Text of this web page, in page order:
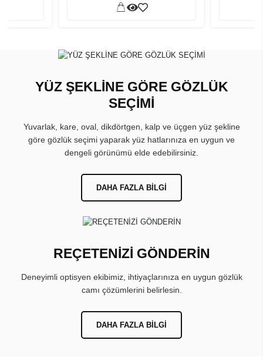
YÜZ ŞEKLİNE GÖRE GÖZLÜK
SEÇİMİ
Yuvarlak, kare, oval, dikdörtgen, kalp ve üçgen yüz şekline
göre gözlük seçimi yaparak yüz hatlarınıza en uygun ve
dengeli görünümü elde edebilirsiniz.
DAHA FAZLA BILGI
REÇETENİZİ GÖNDERİN
Deneyimli optisyen ekibimiz, ihtiyaçlarınıza en uygun gözlük
camı çözümlerini belirlesin.
DAHA FAZLA BILGI